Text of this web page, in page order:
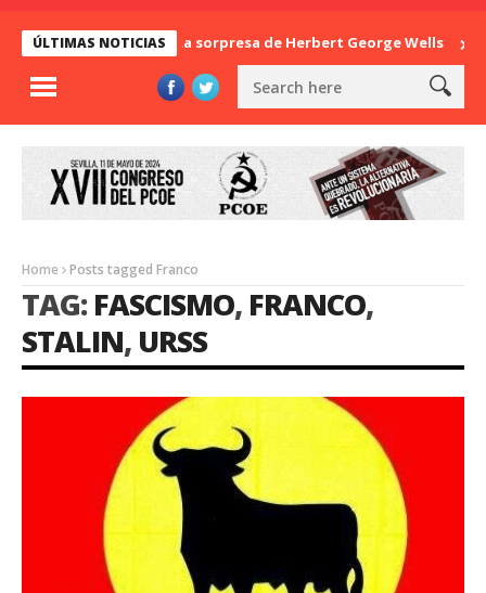
ÚLTIMAS NOTICIASLa sorpresa de Herbert George Wells
Home Posts tagged Franco
TAG:FASCISMO, FRANCO,
STALIN, URSS